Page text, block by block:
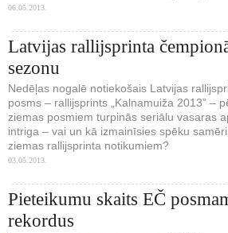
06.05.2013.
Latvijas rallijsprinta
sezonu
Nedēļas nogalē notiekošais Latvijas
posms – rallijsprints „Kalnamuiža 2013” –
ziemas posmiem turpinās seriālu vasaras
intriga – vai un kā izmainīsies spēku
ziemas rallijsprinta notikumiem?
03.05.2013.
Pieteikumu skaits EČ
rekordus